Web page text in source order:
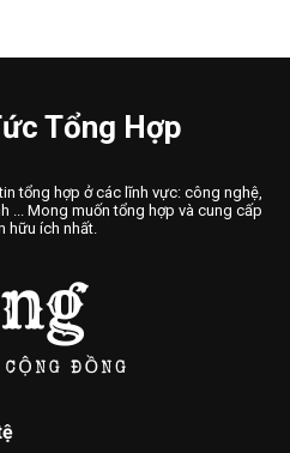
Tổng Hợp
tổng hợp ở các lĩnh vực: công nghệ,
... Mong muốn tổng hợp và cung cấp
hữu ích nhất.